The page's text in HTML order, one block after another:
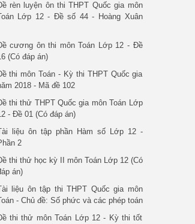
rèn luyện ôn thi THPT Quốc gia môn
Lớp 12 - Đề số 44 - Hoàng Xuân
cương ôn thi môn Toán Lớp 12 - Đề
(Có đáp án)
thi môn Toán - Kỳ thi THPT Quốc gia
2018 - Mã đề 102
thi thử THPT Quốc gia môn Toán Lớp
- Đề 01 (Có đáp án)
liệu ôn tập phần Hàm số Lớp 12 -
2
thi thử học kỳ II môn Toán Lớp 12 (Có
án)
liệu ôn tập thi THPT Quốc gia môn
- Chủ đề: Số phức và các phép toán
thi thử môn Toán Lớp 12 - Kỳ thi tốt